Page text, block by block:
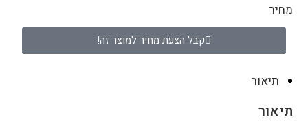
מחיר
קבל הצעת מחיר למוצר זה!
תיאור
תיאור